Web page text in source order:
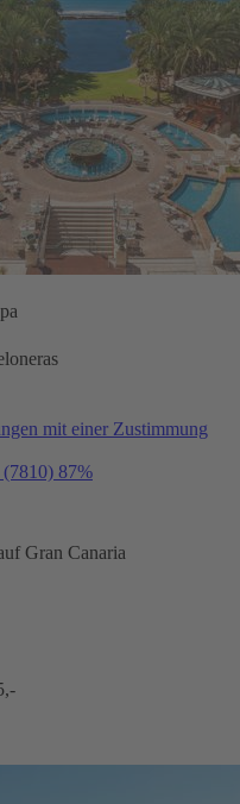
mit einer Zustimmung
(7810) 87%
Gran Canaria